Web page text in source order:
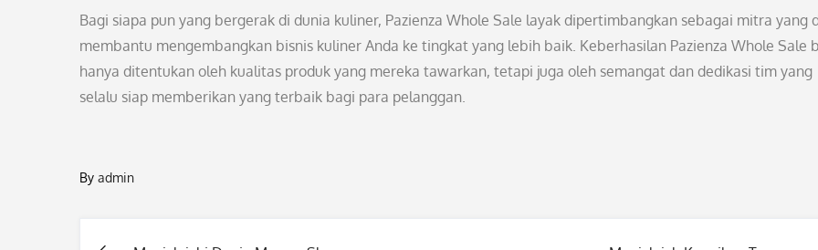
Bagi siapa pun yang bergerak di dunia kuliner, Pazienza Whole Sale layak dipertimbangkan sebagai mitra yang
membantu mengembangkan bisnis kuliner Anda ke tingkat yang lebih baik. Keberhasilan Pazienza Whole Sale
hanya ditentukan oleh kualitas produk yang mereka tawarkan, tetapi juga oleh semangat dan dedikasi tim yang
selalu siap memberikan yang terbaik bagi para pelanggan.
By admin